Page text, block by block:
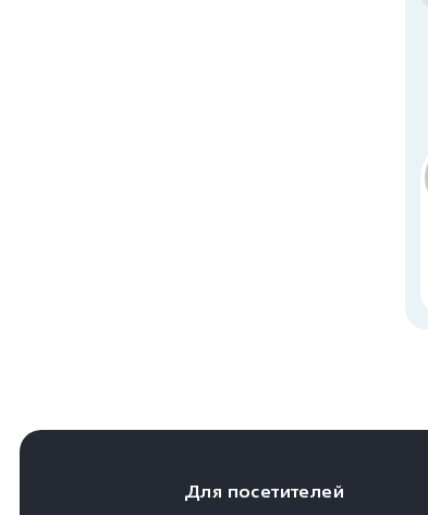
Для посетителей